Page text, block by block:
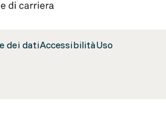
dei datiAccessibilitàUso